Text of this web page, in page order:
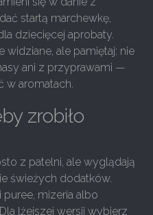
startą marchewkę,
dziecięcej aprobaty.
widziane, ale pamiętaj: nie
ani z przyprawami —
w aromatach.
zrobiło
z patelni, ale wyglądają
świeżych dodatków.
puree, mizeria albo
lżejszej wersji wybierz